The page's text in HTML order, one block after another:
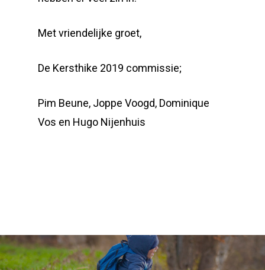
Met vriendelijke groet,
De Kersthike 2019 commissie;
Pim Beune, Joppe Voogd, Dominique
Vos en Hugo Nijenhuis